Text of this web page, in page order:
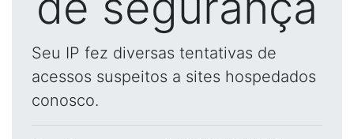
Seu IP fez diversas tentativas de
acessos suspeitos a sites hospedados
conosco.